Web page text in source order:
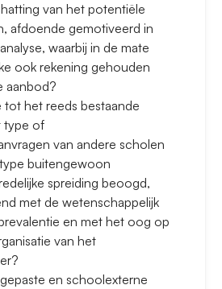
van het potentiële
afdoende gemotiveerd in
waarbij in de mate
ook rekening gehouden
aanbod?
tot het reeds bestaande
type of
van andere scholen
buitengewoon
spreiding beoogd,
met de wetenschappelijk
en met het oog op
van het
en schoolexterne